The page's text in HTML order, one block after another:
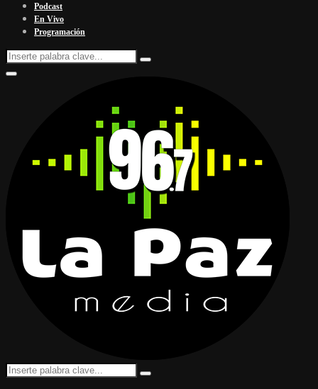
Podcast
En Vivo
Programación
Search
for:
Search
Facebook
Twitter
Instagram
Youtube
Email
Twitch
Whatsapp
Primary
Search
for:
Search